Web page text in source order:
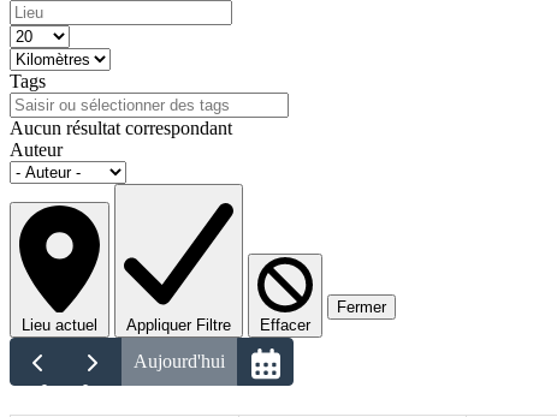
Tags
Aucun résultat correspondant
Auteur
Lieu actuel Appliquer Filtre Effacer
Fermer
Aujourd'hui